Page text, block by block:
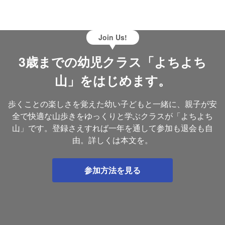
Join Us!
3歳までの幼児クラス「よちよち
山」をはじめます。
歩くことの楽しさを覚えた幼い子どもと一緒に、親子が安
全で快適な山歩きをゆっくりと学ぶクラスが「よちよち
山」です。登録さえすれば一年を通して参加も退会も自
由。詳しくは本文を。
参加方法を見る